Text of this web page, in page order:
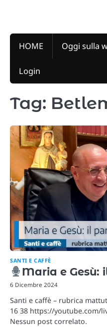
HOME Oggi sulla
Login
Tag:
SANTI E CAFFÈ
Maria e Gesù:
6 Dicembre 2024
Santi e caffè – rubrica
16 38 https://youtube.com/
Nessun post correlato.